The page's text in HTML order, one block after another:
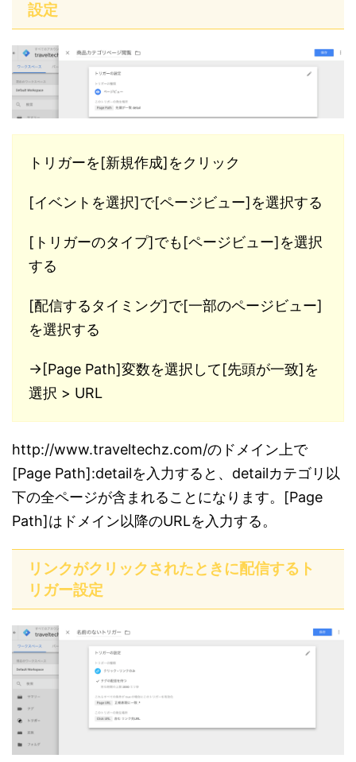
設定
トリガーを[新規作成]をクリック
[イベントを選択]で[ページビュー]を選択する
[トリガーのタイプ]でも[ページビュー]を選択
する
[配信するタイミング]で[一部のページビュー]
を選択する
→[Page Path]変数を選択して[先頭が一致]を
選択 > URL
http://www.traveltechz.com/のドメイン上で
[Page Path]:detailを入力すると、detailカテゴリ以
下の全ページが含まれることになります。[Page
Path]はドメイン以降のURLを入力する。
リンクがクリックされたときに配信するト
リガー設定